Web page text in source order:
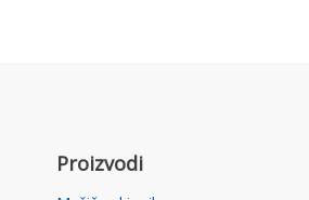
Proizvodi